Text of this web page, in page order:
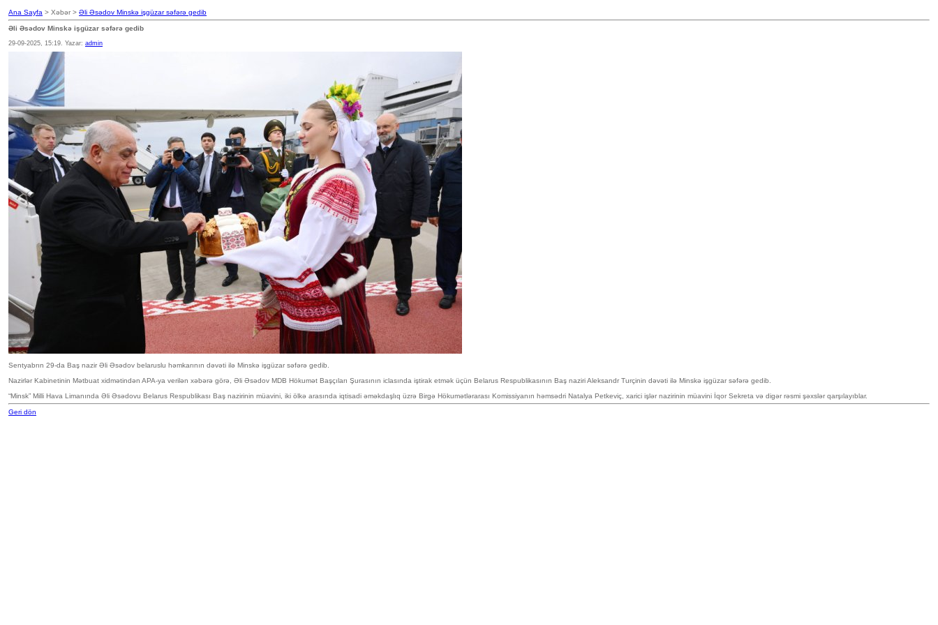
Ana Sayfa > Xəbər > Əli Əsədov Minskə işgüzar səfərə gedib
Əli Əsədov Minskə işgüzar səfərə gedib
29-09-2025, 15:19. Yazar: admin
Sentyabrın 29-da Baş nazir Əli Əsədov belaruslu həmkarının dəvəti ilə Minskə işgüzar səfərə gedib.
Nazirlər Kabinetinin Mətbuat xidmətindən APA-ya verilən xəbərə görə, Əli Əsədov MDB Hökumət Başçıları Şurasının iclasında iştirak etmək üçün Belarus Respublikasının Baş naziri Aleksandr Turçinin dəvəti ilə Minskə işgüzar səfərə gedib.
“Minsk” Milli Hava Limanında Əli Əsədovu Belarus Respublikası Baş nazirinin müavini, iki ölkə arasında iqtisadi əməkdaşlıq üzrə Birgə Hökumətlərarası Komissiyanın həmsədri Natalya Petkeviç, xarici işlər nazirinin müavini İqor Sekreta və digər rəsmi şəxslər qarşılayıblar.
Geri dön